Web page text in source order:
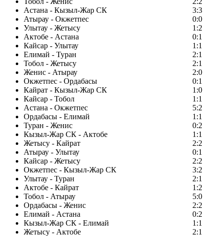
Астана - Кызыл-Жар СК
3:3
Атырау - Окжетпес
0:0
Улытау - Жетысу
1:2
Актобе - Астана
0:1
Кайсар - Улытау
1:1
Елимай - Туран
2:1
Тобол - Жетысу
2:1
Женис - Атырау
2:0
Окжетпес - Ордабасы
0:1
Кайрат - Кызыл-Жар СК
1:0
Кайсар - Тобол
1:1
Астана - Окжетпес
5:2
Ордабасы - Елимай
1:1
Туран - Женис
0:2
Кызыл-Жар СК - Актобе
1:1
Жетысу - Кайрат
2:2
Атырау - Улытау
0:1
Кайсар - Жетысу
2:2
Окжетпес - Кызыл-Жар СК
3:2
Улытау - Туран
2:1
Актобе - Кайрат
1:2
Тобол - Атырау
5:0
Ордабасы - Женис
2:2
Елимай - Астана
0:2
Кызыл-Жар СК - Елимай
1:1
Жетысу - Актобе
2:1